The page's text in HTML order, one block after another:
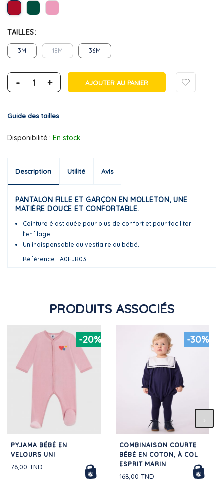
TAILLES
3M 18M 36M
- + AJOUTER AU PANIER
Guide des tailles
Disponibilité : En stock
Description Utilité Avis
PANTALON FILLE ET GARÇON EN MOLLETON, UNE
MATIÈRE DOUCE ET CONFORTABLE.
Ceinture élastiquée pour plus de confort et pour faciliter
l'enfilage.
Un indispensable du vestiaire du bébé.
Référence
A0EJB03
PRODUITS ASSOCIÉS
-20%
PYJAMA BÉBÉ EN
VELOURS UNI
76,00 TND
-30%
COMBINAISON COURTE
BÉBÉ EN COTON, À COL
ESPRIT MARIN
168,00 TND